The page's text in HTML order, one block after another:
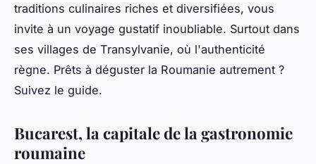
traditions culinaires riches et diversifiées, vous
invite à un voyage gustatif inoubliable. Surtout dans
ses villages de Transylvanie, où l'authenticité
règne. Prêts à déguster la Roumanie autrement ?
Suivez le guide.
Bucarest, la capitale de la gastronomie
roumaine